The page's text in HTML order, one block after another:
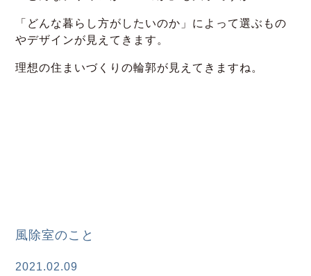
「どんな暮らし方がしたいのか」によって選ぶもの
やデザインが見えてきます。
理想の住まいづくりの輪郭が見えてきますね。
風除室のこと
2021.02.09